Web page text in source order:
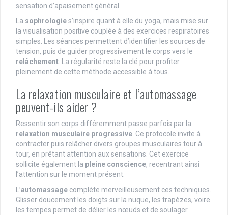
sensation d’apaisement général.
La sophrologies’inspire quant à elle du yoga, mais mise sur
la visualisation positive couplée à des exercices respiratoires
simples. Les séances permettent d’identifier les sources de
tension, puis de guider progressivement le corps vers le
relâchement . La régularité reste la clé pour profiter
pleinement de cette méthode accessible à tous.
La relaxation musculaire et l’automassage
peuvent-ils aider ?
Ressentir son corps différemment passe parfois par la
relaxation musculaire progressive . Ce protocole invite à
contracter puis relâcher divers groupes musculaires tour à
tour, en prêtant attention aux sensations. Cet exercice
sollicite également la pleine conscience, recentrant ainsi
l’attention sur le moment présent.
L’automassage complète merveilleusement ces techniques.
Glisser doucement les doigts sur la nuque, les trapèzes, voire
les tempes permet de délier les nœuds et de soulager